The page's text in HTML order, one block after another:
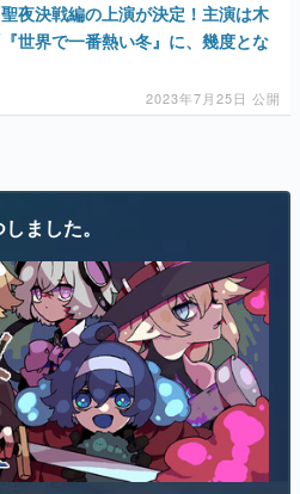
夜決戦編の上演が決定！主演は木
世界で一番熱い冬』に、幾度とな
2023年7月25日 公開
ました。